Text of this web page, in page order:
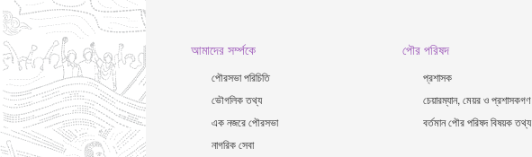
আমাদের সর্ম্পকে
পৌরসভা পরিচিতি
ভৌগলিক তথ্য
এক নজরে পৌরসভা
নাগরিক সেবা
পৌর পরিষদ
প্রশাসক
চেয়ারম্যান, মেয়র ও প্রশাসকগণ
বর্তমান পৌর পরিষদ বিষয়ক তথ্য